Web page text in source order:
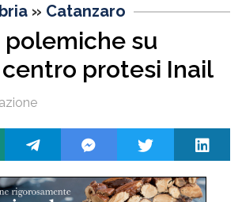
» Catanzaro
polemiche su
protesi Inail